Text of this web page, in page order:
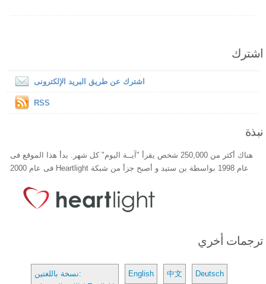
اشترك
اشترك عن طريق البريد الإلكترونى
RSS
نبذة
هناك أكثر من 250,000 شخص يقرأ "آيــة اليوم" كل شهر. بدأ هذا الموقع فى
عام 1998 بواسطة بن ستيد و أصبح جزأ من شبكة Heartlight فى عام 2000
ترجمات أخري
نسخة باللغتين:
English 中文 Deutsch